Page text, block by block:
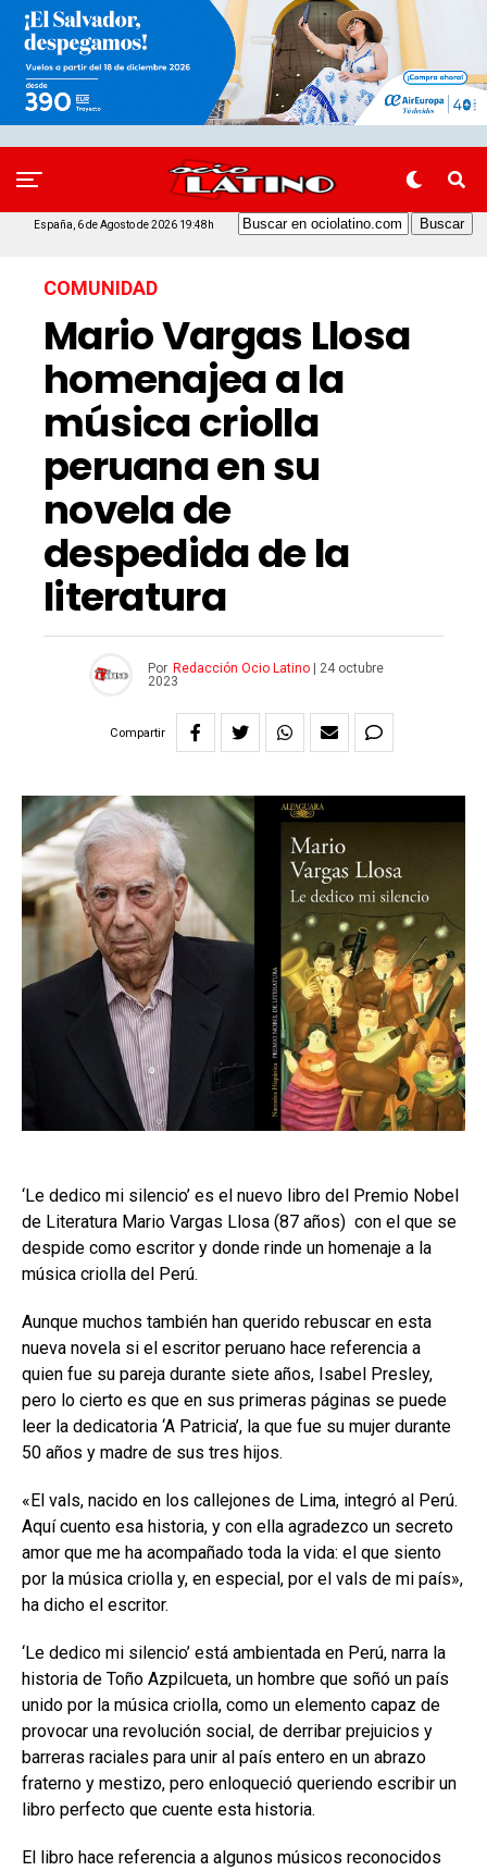
España, 6 de Agosto de 2026 19:48h
COMUNIDAD
Mario Vargas Llosa
homenajea a la
música criolla
peruana en su
novela de
despedida de la
literatura
Por Redacción Ocio Latino
24 octubre
2023
Compartir
‘Le dedico mi silencio’ es el nuevo libro del Premio Nobel
de Literatura Mario Vargas Llosa (87 años) con el que se
despide como escritor y donde rinde un homenaje a la
música criolla del Perú.
Aunque muchos también han querido rebuscar en esta
nueva novela si el escritor peruano hace referencia a
quien fue su pareja durante siete años, Isabel Presley,
pero lo cierto es que en sus primeras páginas se puede
leer la dedicatoria ‘A Patricia’, la que fue su mujer durante
50 años y madre de sus tres hijos.
«El vals, nacido en los callejones de Lima, integró al Perú.
Aquí cuento esa historia, y con ella agradezco un secreto
amor que me ha acompañado toda la vida: el que siento
por la música criolla y, en especial, por el vals de mi país»,
ha dicho el escritor.
‘Le dedico mi silencio’ está ambientada en Perú, narra la
historia de Toño Azpilcueta, un hombre que soñó un país
unido por la música criolla, como un elemento capaz de
provocar una revolución social, de derribar prejuicios y
barreras raciales para unir al país entero en un abrazo
fraterno y mestizo, pero enloqueció queriendo escribir un
libro perfecto que cuente esta historia.
El libro hace referencia a algunos músicos reconocidos